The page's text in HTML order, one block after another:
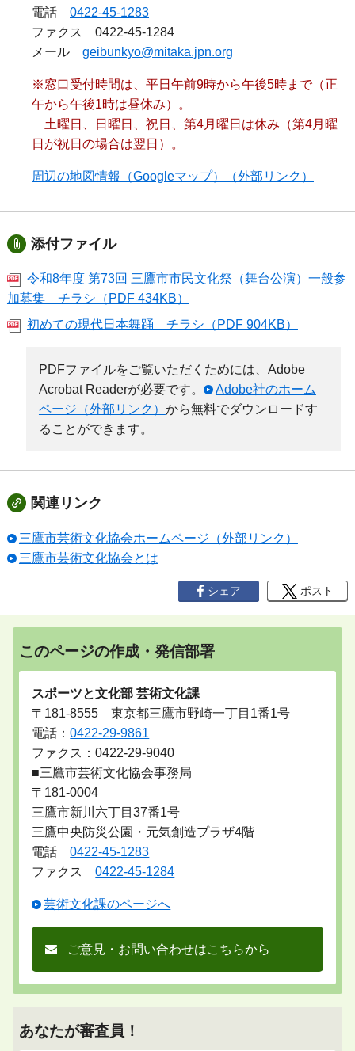
電話 0422-45-1283
ファクス 0422-45-1284
メール geibunkyo@mitaka.jpn.org
※窓口受付時間は、平日午前9時から午後5時まで（正
午から午後1時は昼休み）。
土曜日、日曜日、祝日、第4月曜日は休み（第4月曜
日が祝日の場合は翌日）。
周辺の地図情報（Googleマップ）（外部リンク）
添付ファイル
令和8年度 第73回 三鷹市市民文化祭（舞台公演）一般参
加募集 チラシ（PDF 434KB）
初めての現代日本舞踊 チラシ（PDF 904KB）
PDFファイルをご覧いただくためには、Adobe
Acrobat Readerが必要です。
Adobe社のホーム
ページ（外部リンク） から無料でダウンロードす
ることができます。
関連リンク
三鷹市芸術文化協会ホームページ（外部リンク）
三鷹市芸術文化協会とは
シェア ポスト
このページの作成・発信部署
スポーツと文化部 芸術文化課
〒181-8555 東京都三鷹市野崎一丁目1番1号
電話：0422-29-9861
ファクス：0422-29-9040
■三鷹市芸術文化協会事務局
〒181-0004
三鷹市新川六丁目37番1号
三鷹中央防災公園・元気創造プラザ4階
電話0422-45-1283
ファクス0422-45-1284
芸術文化課のページへ
ご意見・お問い合わせはこちらから
あなたが審査員！